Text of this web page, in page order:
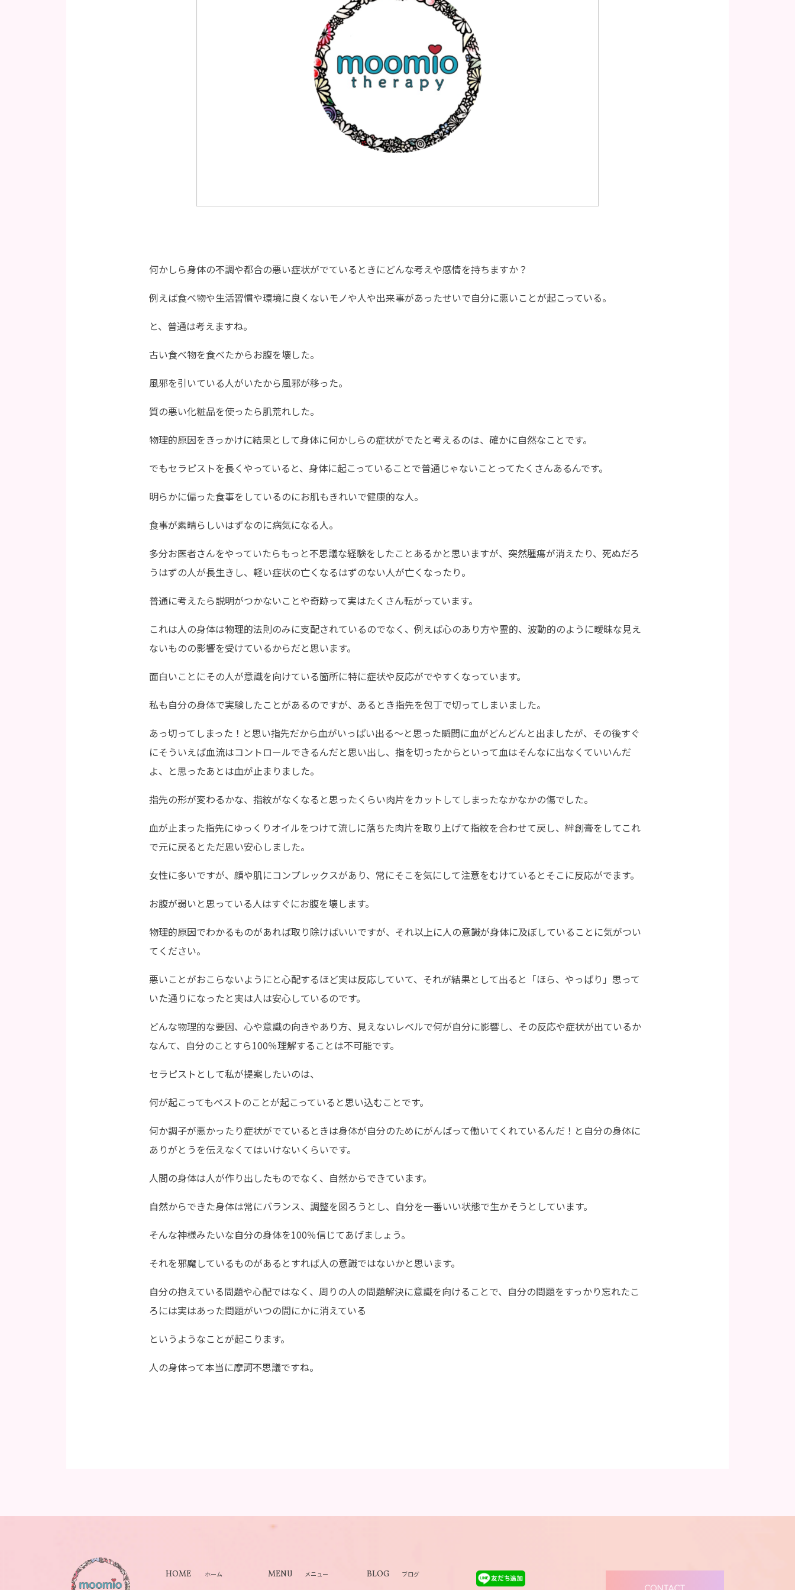
何かしら身体の不調や都合の悪い症状がでているときにどんな考えや感情を持ちますか？
例えば食べ物や生活習慣や環境に良くないモノや人や出来事があったせいで自分に悪いことが起こっている。
と、普通は考えますね。
古い食べ物を食べたからお腹を壊した。
風邪を引いている人がいたから風邪が移った。
質の悪い化粧品を使ったら肌荒れした。
物理的原因をきっかけに結果として身体に何かしらの症状がでたと考えるのは、確かに自然なことです。
でもセラピストを長くやっていると、身体に起こっていることで普通じゃないことってたくさんあるんです。
明らかに偏った食事をしているのにお肌もきれいで健康的な人。
食事が素晴らしいはずなのに病気になる人。
多分お医者さんをやっていたらもっと不思議な経験をしたことあるかと思いますが、突然腫瘍が消えたり、死ぬだろ
うはずの人が長生きし、軽い症状の亡くなるはずのない人が亡くなったり。
普通に考えたら説明がつかないことや奇跡って実はたくさん転がっています。
これは人の身体は物理的法則のみに支配されているのでなく、例えば心のあり方や霊的、波動的のように曖昧な見え
ないものの影響を受けているからだと思います。
面白いことにその人が意識を向けている箇所に特に症状や反応がでやすくなっています。
私も自分の身体で実験したことがあるのですが、あるとき指先を包丁で切ってしまいました。
あっ切ってしまった！と思い指先だから血がいっぱい出る〜と思った瞬間に血がどんどんと出ましたが、その後すぐ
にそういえば血流はコントロールできるんだと思い出し、指を切ったからといって血はそんなに出なくていいんだ
よ、と思ったあとは血が止まりました。
指先の形が変わるかな、指紋がなくなると思ったくらい肉片をカットしてしまったなかなかの傷でした。
血が止まった指先にゆっくりオイルをつけて流しに落ちた肉片を取り上げて指紋を合わせて戻し、絆創膏をしてこれ
で元に戻るとただ思い安心しました。
女性に多いですが、顔や肌にコンプレックスがあり、常にそこを気にして注意をむけているとそこに反応がでます。
お腹が弱いと思っている人はすぐにお腹を壊します。
物理的原因でわかるものがあれば取り除けばいいですが、それ以上に人の意識が身体に及ぼしていることに気がつい
てください。
悪いことがおこらないようにと心配するほど実は反応していて、それが結果として出ると「ほら、やっぱり」思って
いた通りになったと実は人は安心しているのです。
どんな物理的な要因、心や意識の向きやあり方、見えないレベルで何が自分に影響し、その反応や症状が出ているか
なんて、自分のことすら100％理解することは不可能です。
セラピストとして私が提案したいのは、
何が起こってもベストのことが起こっていると思い込むことです。
何か調子が悪かったり症状がでているときは身体が自分のためにがんばって働いてくれているんだ！と自分の身体に
ありがとうを伝えなくてはいけないくらいです。
人間の身体は人が作り出したものでなく、自然からできています。
自然からできた身体は常にバランス、調整を図ろうとし、自分を一番いい状態で生かそうとしています。
そんな神様みたいな自分の身体を100％信じてあげましょう。
それを邪魔しているものがあるとすれば人の意識ではないかと思います。
自分の抱えている問題や心配ではなく、周りの人の問題解決に意識を向けることで、自分の問題をすっかり忘れたこ
ろには実はあった問題がいつの間にかに消えている
というようなことが起こります。
人の身体って本当に摩訶不思議ですね。
HOME ホーム MENU メニュー BLOG ブログ